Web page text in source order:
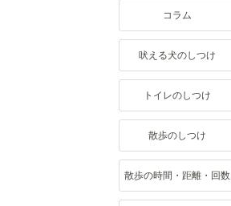
コラム
吠える犬のしつけ
トイレのしつけ
散歩のしつけ
散歩の時間・距離・回数